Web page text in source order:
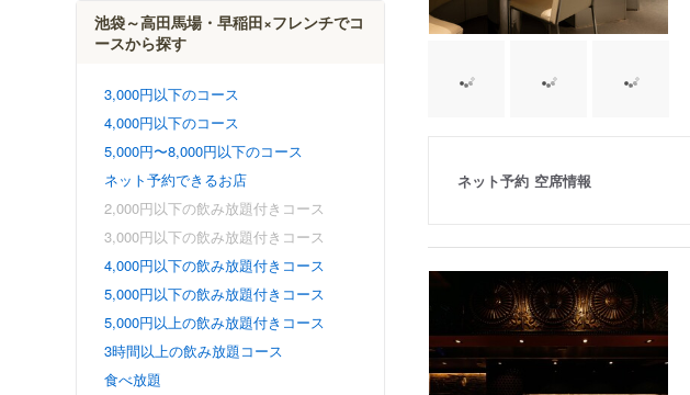
池袋～高田馬場・早稲田×フレンチでコ
ースから探す
3,000円以下のコース
4,000円以下のコース
5,000円〜8,000円以下のコース
ネット予約できるお店
2,000円以下の飲み放題付きコース
3,000円以下の飲み放題付きコース
4,000円以下の飲み放題付きコース
5,000円以下の飲み放題付きコース
5,000円以上の飲み放題付きコース
3時間以上の飲み放題コース
食べ放題
ネット予約 空席情報